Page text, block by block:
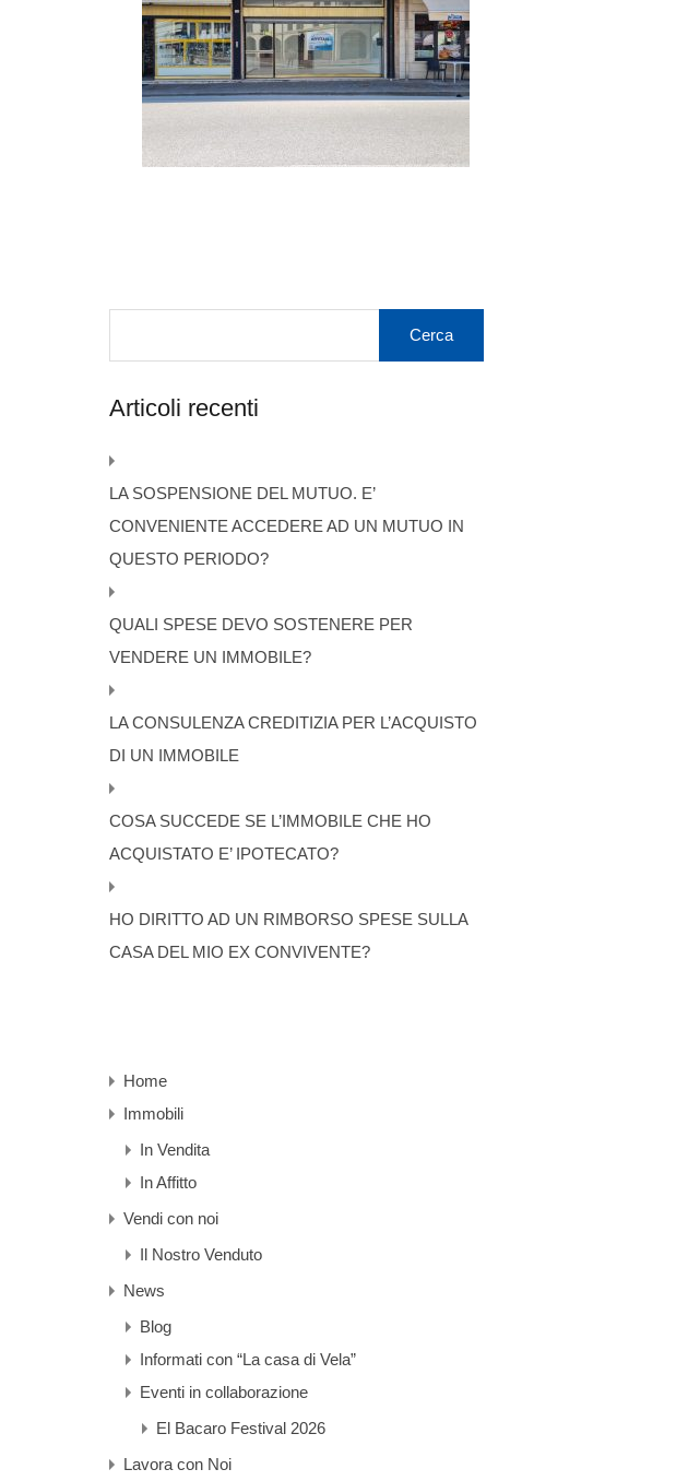
Articoli recenti
LA SOSPENSIONE DEL MUTUO. E’
CONVENIENTE ACCEDERE AD UN MUTUO IN
QUESTO PERIODO?
QUALI SPESE DEVO SOSTENERE PER
VENDERE UN IMMOBILE?
LA CONSULENZA CREDITIZIA PER L’ACQUISTO
DI UN IMMOBILE
COSA SUCCEDE SE L’IMMOBILE CHE HO
ACQUISTATO E’ IPOTECATO?
HO DIRITTO AD UN RIMBORSO SPESE SULLA
CASA DEL MIO EX CONVIVENTE?
Home
Immobili
In Vendita
In Affitto
Vendi con noi
Il Nostro Venduto
News
Blog
Informati con “La casa di Vela”
Eventi in collaborazione
El Bacaro Festival 2026
Lavora con Noi